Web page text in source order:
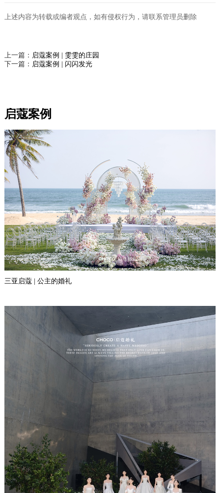
上述内容为转载或编者观点，如有侵权行为，请联系管理员删除
上一篇： 启蔻案例 | 雯雯的庄园
下一篇： 启蔻案例 | 闪闪发光
启蔻案例
三亚启蔻 | 公主的婚礼